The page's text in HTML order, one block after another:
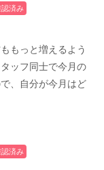
済み
もっと増えるよう
ッフ同士で今月の
、自分が今月はど
済み